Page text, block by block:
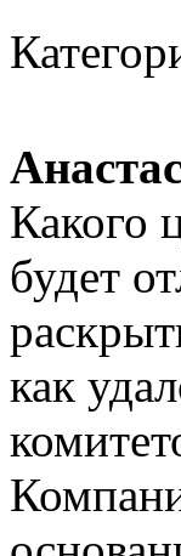
Какого
будет
как